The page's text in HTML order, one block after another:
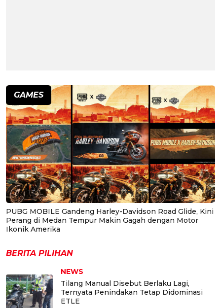
GAMES
PUBG MOBILE Gandeng Harley-Davidson Road Glide, Kini
Perang di Medan Tempur Makin Gagah dengan Motor
Ikonik Amerika
BERITA PILIHAN
NEWS
Tilang Manual Disebut Berlaku Lagi,
Ternyata Penindakan Tetap Didominasi
ETLE